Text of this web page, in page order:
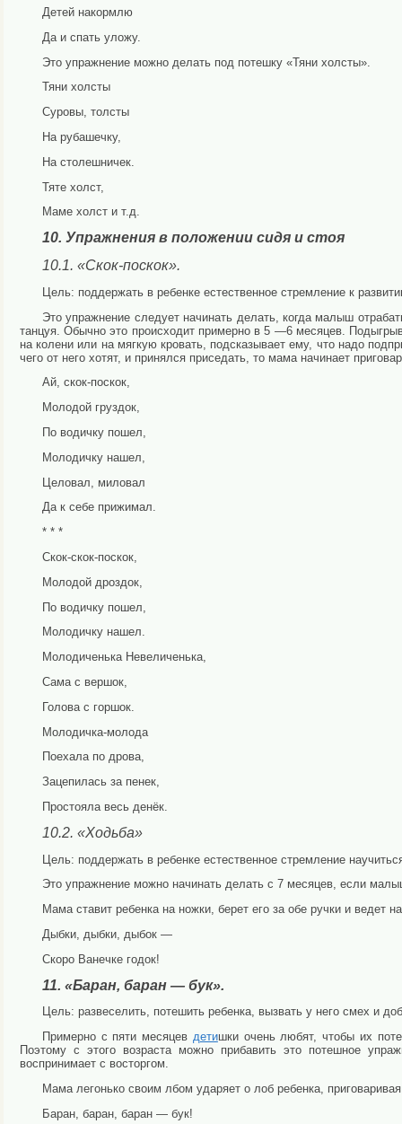
Детей накормлю
Да и спать уложу.
Это упражнение можно делать под потешку «Тяни холсты».
Тяни холсты
Суровы, толсты
На рубашечку,
На столешничек.
Тяте холст,
Маме холст и т.д.
10. Упражнения в положении сидя и стоя
10.1. «Скок-поскок».
Цель: поддержать в ребенке естественное стремление к
Это упражнение следует начинать делать, когда малыш
танцуя. Обычно это происходит примерно в 5 —6 месяцев.
на колени или на мягкую кровать, подсказывает ему, что надо
чего от него хотят, и принялся приседать, то мама начинает
Ай, скок-поскок,
Молодой груздок,
По водичку пошел,
Молодичку нашел,
Целовал, миловал
Да к себе прижимал.
* * *
Скок-скок-поскок,
Молодой дроздок,
По водичку пошел,
Молодичку нашел.
Молодиченька Невеличенька,
Сама с вершок,
Голова с горшок.
Молодичка-молода
Поехала по дрова,
Зацепилась за пенек,
Простояла весь денёк.
10.2. «Ходьба»
Цель: поддержать в ребенке естественное стремление
Это упражнение можно начинать делать с 7 месяцев, если
Мама ставит ребенка на ножки, берет его за обе ручки и ве­дет
Дыбки, дыбки, дыбок —
Скоро Ванечке годок!
11. «Баран, баран — бук».
Цель: развеселить, потешить ребенка, вызвать у него смех и
Примерно с пяти месяцев детишки очень любят, чтобы их
Поэтому с этого возраста можно при­бавить это потешное
воспринимает с во­сторгом.
Мама легонько своим лбом ударяет о лоб ребенка,
Баран, баран, баран — бук!